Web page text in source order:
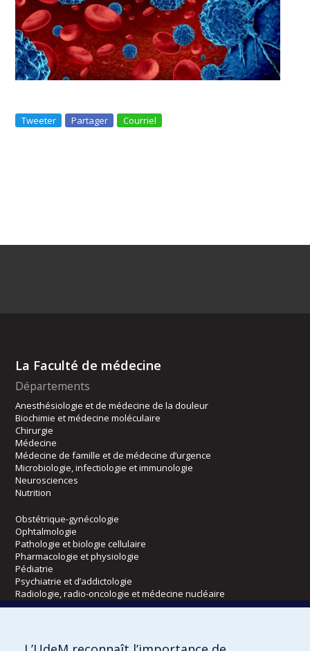
Tweeter Partager Courriel
La Faculté de médecine
Départements
Anesthésiologie et de médecine de la douleur
Biochimie et médecine moléculaire
Chirurgie
Médecine
Médecine de famille et de médecine d’urgence
Microbiologie, infectiologie et immunologie
Neurosciences
Nutrition
Obstétrique-gynécologie
Ophtalmologie
Pathologie et biologie cellulaire
Pharmacologie et physiologie
Pédiatrie
Psychiatrie et d’addictologie
Radiologie, radio-oncologie et médecine nucléaire